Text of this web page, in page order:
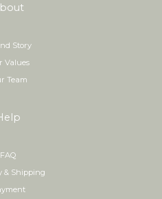
Story
Values
Team
FAQ
& Shipping